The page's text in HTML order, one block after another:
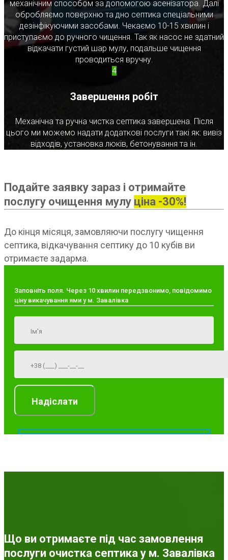
механічним способом за допомогою асенізатора. Далі
обробляємо поверхню та дно септика спеціальними
дезінфікуючими засобами. Чекаємо 10-15 хвилин і
приступаємо до ручного чищення. Так як насос не здатний
відкачати густий шар мулу, подальше чищення
проводиться вручну.
4
Завершення робіт
Механічна та ручна чистка септика завершена. Після
цього ми можемо надати додаткові послуги такі як: вивіз
відходів, установка люків, бетонування та ін.
Подайте заявку зараз і отримайте
послугу очищення мулу ціна -30%!
До кінця місяця, замовляючи послугу чищення
септика, відкачування септику до 10 кубів ви
отримаєте задарма.
Заповніть поля. Через 10 хвилин передзвонимо, повідомимо
ціну викачування ями у м. Завалівка
Що ви отримаєте під час замовлення
послуги очистка септика у м. Завалівка